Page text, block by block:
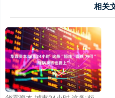
相关